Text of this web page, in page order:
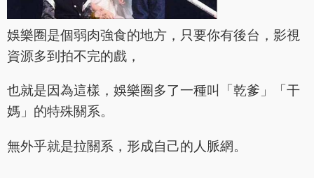
娛樂圈是個弱肉強食的地方，只要你有後台，影視
資源多到拍不完的戲，
也就是因為這樣，娛樂圈多了一種叫「乾爹」「干
媽」的特殊關系。
無外乎就是拉關系，形成自己的人脈網。